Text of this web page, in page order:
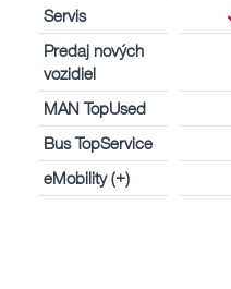
Servis
Predaj nových
vozidiel
MAN TopUsed
Bus TopService
eMobility (+)